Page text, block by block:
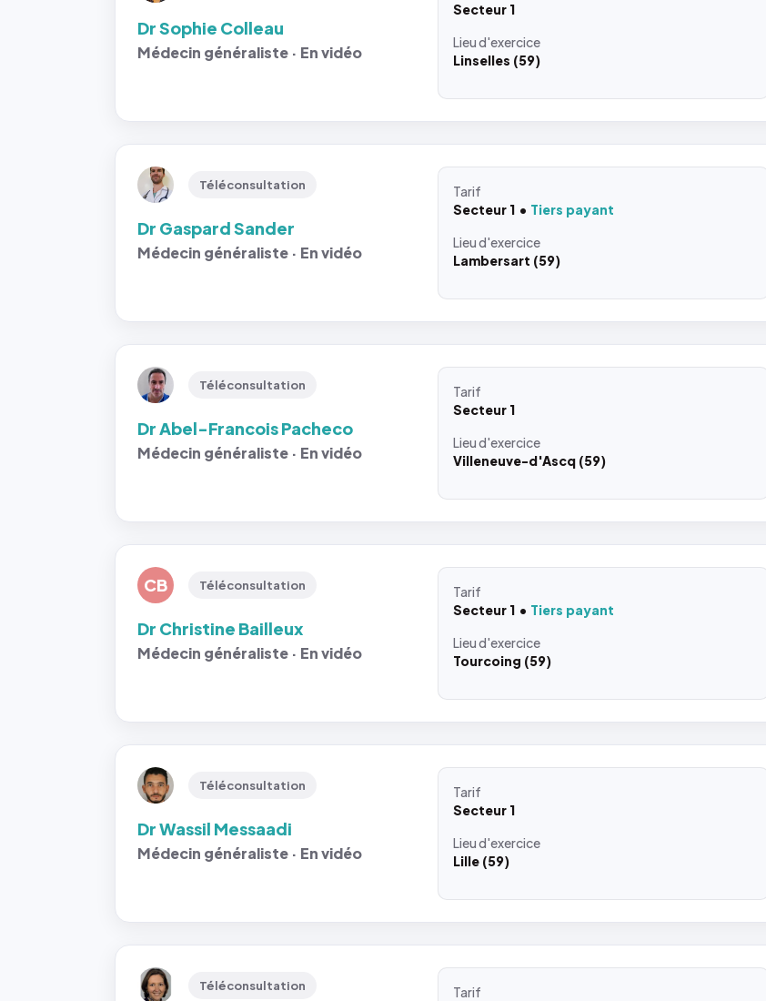
Dr Sophie Colleau
Médecin généraliste · En vidéo
Secteur 1
Lieud'exercice
Linselles (59)
Téléconsultation
Dr Gaspard Sander
Médecin généraliste · En vidéo
Tarif
Secteur 1
Tiers payant
Lieud'exercice
Lambersart (59)
Téléconsultation
Dr Abel-Francois Pacheco
Médecin généraliste · En vidéo
Tarif
Secteur 1
Lieud'exercice
Villeneuve-d'Ascq (59)
CB Téléconsultation
Dr Christine Bailleux
Médecin généraliste · En vidéo
Tarif
Secteur 1
Tiers payant
Lieud'exercice
Tourcoing (59)
Téléconsultation
Dr Wassil Messaadi
Médecin généraliste · En vidéo
Tarif
Secteur 1
Lieud'exercice
Lille (59)
Téléconsultation
Tarif